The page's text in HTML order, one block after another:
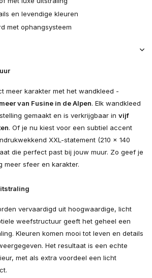
en levendige kleuren
met ophangsysteem
meer karakter met het wandkleed -
van Fusine in de Alpen. Elk wandkleed
gemaakt en is verkrijgbaar in vijf
. Of je nu kiest voor een subtiel accent
XXL-statement (210 × 140
die perfect past bij jouw muur. Zo geef je
meer sfeer en karakter.
vervaardigd uit hoogwaardige, licht
weefstructuur geeft het geheel een
Kleuren komen mooi tot leven en details
Het resultaat is een echte
met als extra voordeel een licht